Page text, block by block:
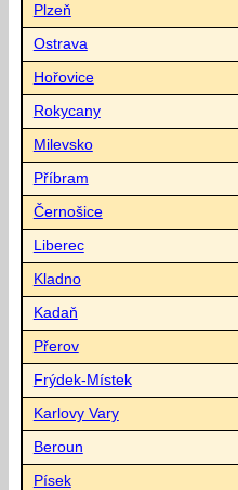
Plzeň
Ostrava
Hořovice
Rokycany
Milevsko
Příbram
Černošice
Liberec
Kladno
Kadaň
Přerov
Frýdek-Místek
Karlovy Vary
Beroun
Písek